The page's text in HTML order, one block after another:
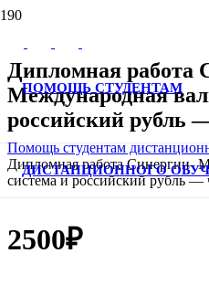
ПОМОЩЬ СТУДЕНТАМ
ДИСТАНЦИОННОГО
Дипломная работа
Международная
российский рубль
Помощь студентам
Дипломная работа Синергии-
система и российский рубль —
2500₽